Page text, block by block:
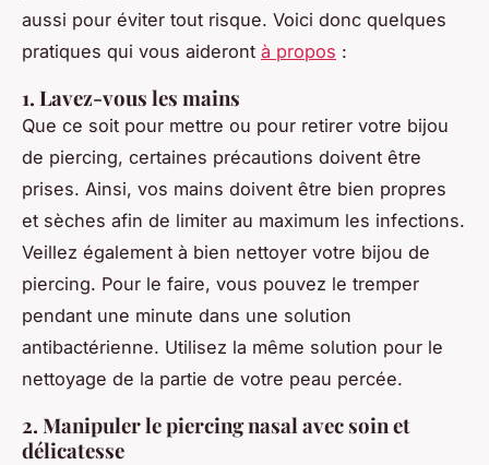
aussi pour éviter tout risque. Voici donc quelques
pratiques qui vous aideront à propos :
1. Lavez-vous les mains
Que ce soit pour mettre ou pour retirer votre bijou
de piercing, certaines précautions doivent être
prises. Ainsi, vos mains doivent être bien propres
et sèches afin de limiter au maximum les infections.
Veillez également à bien nettoyer votre bijou de
piercing. Pour le faire, vous pouvez le tremper
pendant une minute dans une solution
antibactérienne. Utilisez la même solution pour le
nettoyage de la partie de votre peau percée.
2. Manipuler le piercing nasal avec soin et
délicatesse